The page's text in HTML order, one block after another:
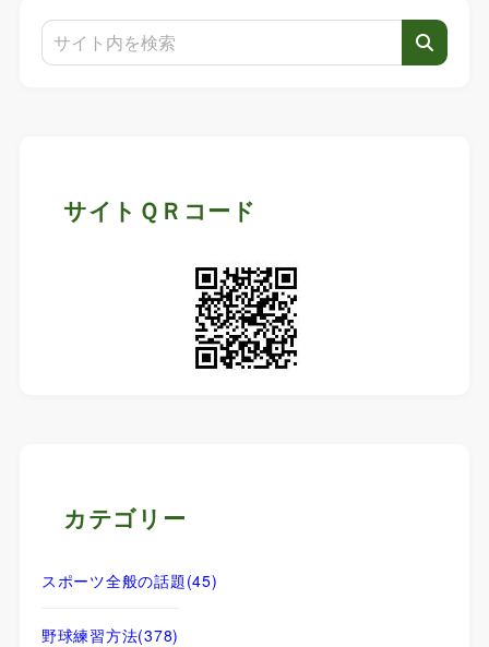
サイトＱＲコード
カテゴリー
スポーツ全般の話題(45)
野球練習方法(378)